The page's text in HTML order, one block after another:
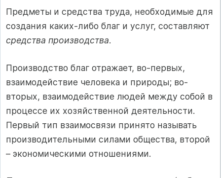
Предметы и средства труда, необходимые для
создания каких-либо благ и услуг, составляют
средства производства.
Производство благ отражает, во-первых,
взаимодействие человека и природы; во-
вторых, взаимодействие людей между собой в
процессе их хозяйственной деятельности.
Первый тип взаимосвязи принято называть
производительными силами общества, второй
– экономическими отношениями.